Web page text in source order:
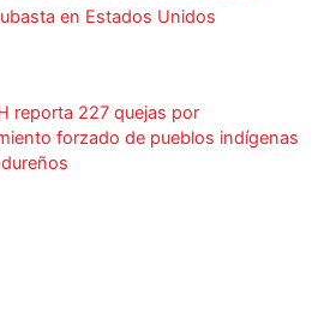
en Estados Unidos
reporta 227 quejas por
forzado de pueblos indígenas